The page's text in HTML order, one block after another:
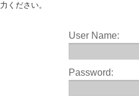
ください。
User Name:
Password: